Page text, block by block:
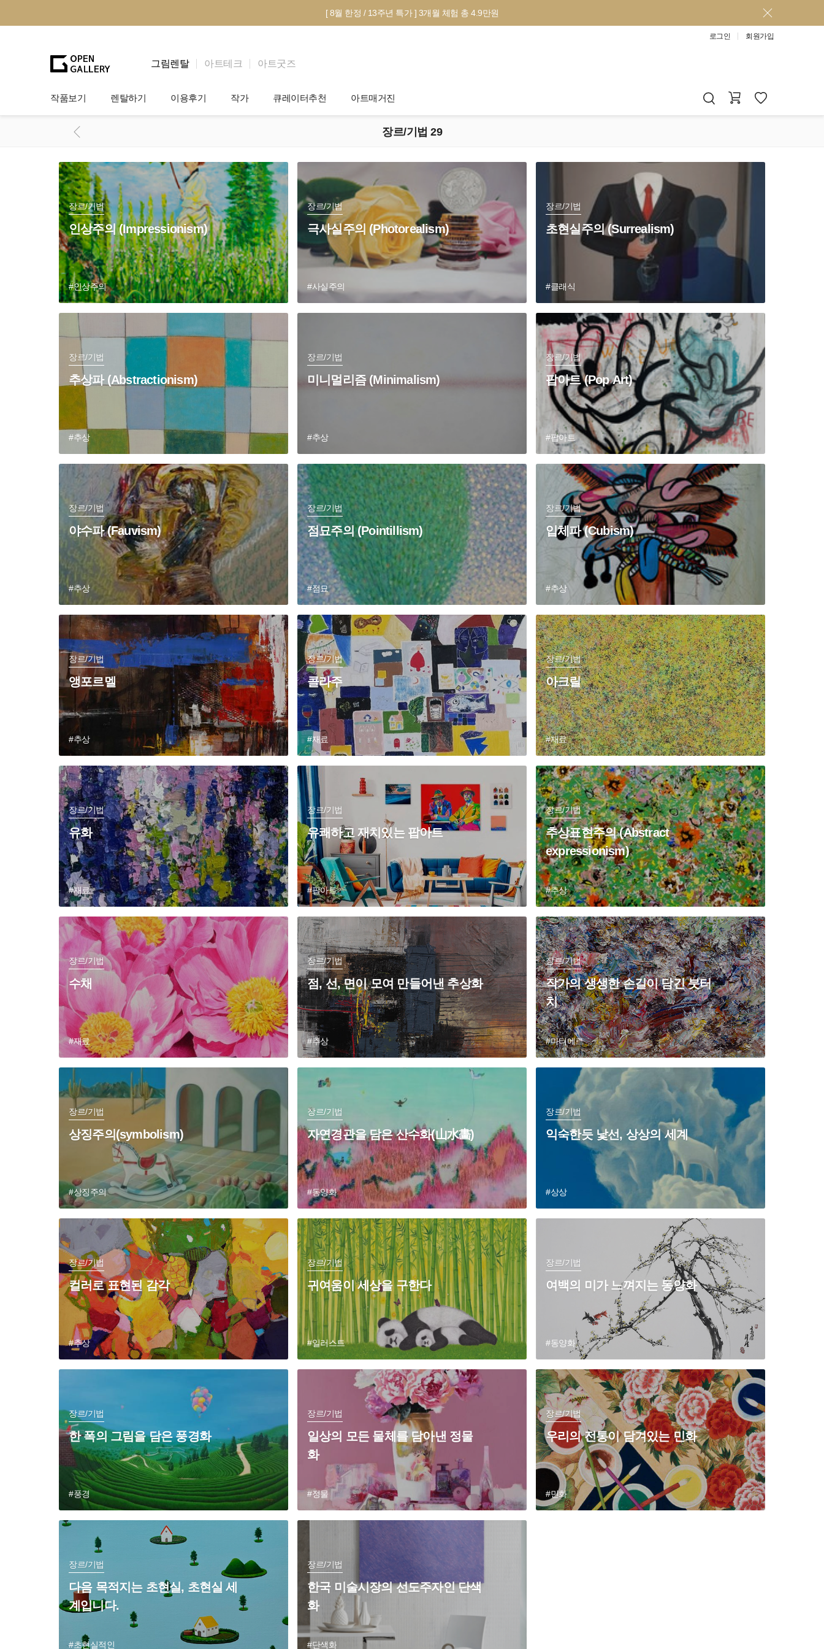
[ 8월 한정 / 13주년 특가 ] 3개월 체험 총 4.9만원
로그인 회원가입
그림렌탈 아트테크 아트굿즈
작품보기 렌탈하기
기프트카드
이용후기
셀럽 인터뷰
작가 큐레이터추천
그림인테리어 Tip
테마별 추천
아트매거진
전시 정보
아트 딕셔너리
장르/기법 29
장르/기법
인상주의 (Impressionism)
#인상주의
장르/기법
극사실주의 (Photorealism)
#사실주의
장르/기법
초현실주의 (Surrealism)
#클래식
장르/기법
추상파 (Abstractionism)
#추상
장르/기법
미니멀리즘 (Minimalism)
#추상
장르/기법
팝아트 (Pop Art)
#팝아트
장르/기법
야수파 (Fauvism)
#추상
장르/기법
점묘주의 (Pointillism)
#점묘
장르/기법
입체파 (Cubism)
#추상
장르/기법
앵포르멜
#추상
장르/기법
콜라주
#재료
장르/기법
아크릴
#재료
장르/기법
유화
#재료
장르/기법
유쾌하고 재치있는 팝아트
#팝아트
장르/기법
추상표현주의 (Abstract
expressionism)
#추상
장르/기법
수채
#재료
장르/기법
점, 선, 면이 모여 만들어낸 추상화
#추상
장르/기법
작가의 생생한 손길이 담긴 붓터
치
#마티에르
장르/기법
상징주의(symbolism)
#상징주의
장르/기법
자연경관을 담은 산수화(山水畵)
#동양화
장르/기법
익숙한듯 낯선, 상상의 세계
#상상
장르/기법
컬러로 표현된 감각
#추상
장르/기법
귀여움이 세상을 구한다
#일러스트
장르/기법
여백의 미가 느껴지는 동양화
#동양화
장르/기법
한 폭의 그림을 담은 풍경화
#풍경
장르/기법
일상의 모든 물체를 담아낸 정물
화
#정물
장르/기법
우리의 전통이 담겨있는 민화
#민화
장르/기법
다음 목적지는 초현실, 초현실 세
계입니다.
#초현실적인
장르/기법
한국 미술시장의 선도주자인 단색
화
#단색화